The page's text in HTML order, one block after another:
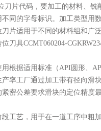
刀片代码，要加工的材料、
同的字母标识。加工类型用
片适用于不同的材料组和广
位刀具CCMT060204-
根据适用标准（API圆形、
率工厂通过加工带有径向滑
密公差要求滑块的定位精度
工艺，用于在一道工序中粗